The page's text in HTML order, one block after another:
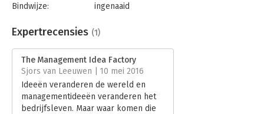
Bindwijze:
ingenaaid
Uitgever:
Taylor & Francis
Hoofdrubriek: Algemeen management
Expertrecensies (1)
The Management Idea Factory
Sjors van Leeuwen | 10 mei 2016
Ideeën veranderen de wereld en
managementideeën veranderen het
bedrijfsleven. Maar waar komen die